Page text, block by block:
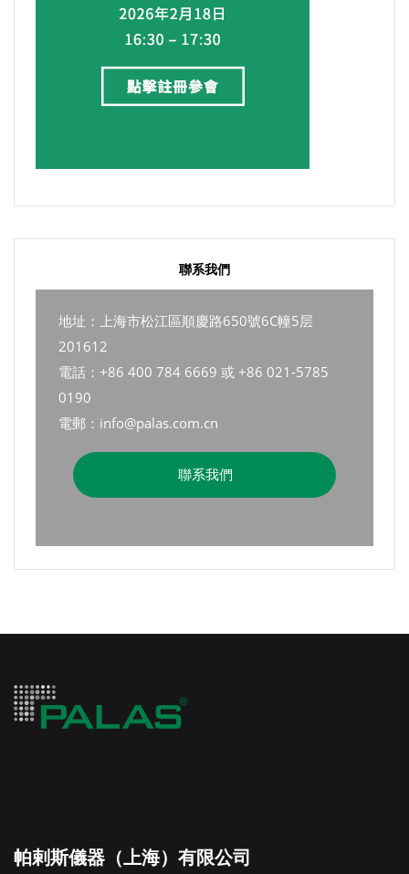
聯系我們
地址：上海市松江區順慶路650號6C幢5层
201612
電話：+86 400 784 6669 或 +86 021-5785
0190
電郵：info@palas.com.cn
聯系我們
帕剌斯儀器（上海）有限公司